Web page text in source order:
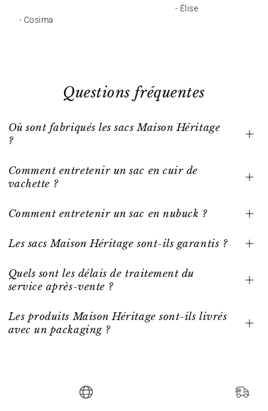
- Cosima
- Élise
Questions fréquentes
Où sont fabriqués les sacs Maison Héritage
?
Comment entretenir un sac en cuir de
vachette ?
Comment entretenir un sac en nubuck ?
Les sacs Maison Héritage sont-ils garantis ?
Quels sont les délais de traitement du
service après-vente ?
Les produits Maison Héritage sont-ils livrés
avec un packaging ?